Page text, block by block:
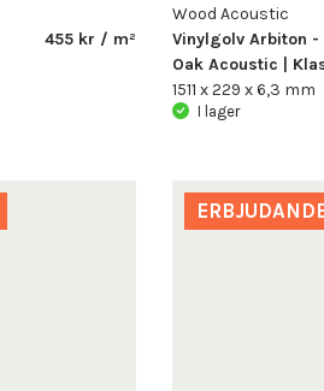
455 kr / m²
Wood Acoustic
Vinylgolv Arbiton
Oak Acoustic |
1511 x 229 x 6,3 mm
I lager